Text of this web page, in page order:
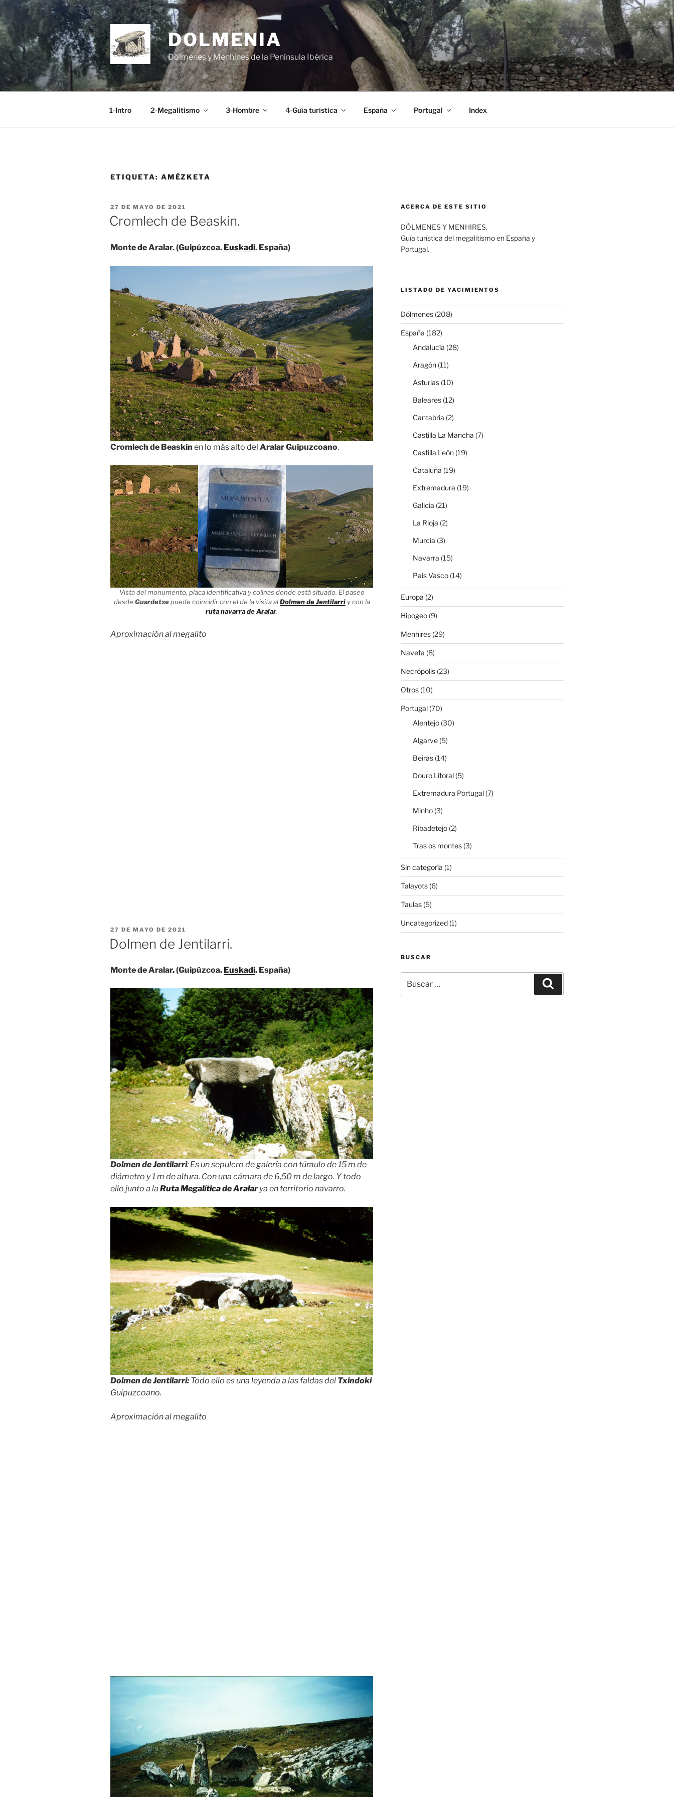
Saltar
al
contenido
DOLMENIA
Dólmenes y Menhines de la Península Ibérica
1-Intro 2-Megalitismo 3-Hombre 4-Guía turística España Portugal Index
ETIQUETA: AMÉZKETA
PUBLICADO
EL
27 DE MAYO DE 2021
Cromlech de Beaskin.
Monte de Aralar. (Guipúzcoa. Euskadi. España)
Cromlech de Beaskin en lo más alto delAralar Guipuzcoano.
Vista del monumento, placa identificativa y colinas donde está situado. El paseo
desde Guardetxepuede coincidir con el de la visita alDolmen de Jentilarriy con la
ruta navarra de Aralar.
Aproximación al megalito
PUBLICADO
EL
27 DE MAYO DE 2021
Dolmen de Jentilarri.
Monte de Aralar. (Guipúzcoa. Euskadi. España)
Dolmen de Jentilarri: Es un sepulcro de galería con túmulo de 15 m de
diámetro y 1 m de altura. Con una cámara de 6,50 m de largo. Y todo
ello junto a la Ruta Megalítica de Aralarya en territorio navarro.
Dolmen de Jentilarri: Todo ello es una leyenda a las faldas del Txindoki
Guipuzcoano.
Aproximación al megalito
ACERCA DE ESTE SITIO
DÓLMENES Y MENHIRES.
Guía turística del megalitismo en España y
Portugal.
LISTADO DE YACIMIENTOS
Dólmenes(208)
España (182)
Andalucía (28)
Aragón(11)
Asturias(10)
Baleares(12)
Cantabria (2)
Castilla La Mancha (7)
Castilla León(19)
Cataluña (19)
Extremadura (19)
Galicia (21)
La Rioja (2)
Murcia (3)
Navarra (15)
Pais Vasco(14)
Europa (2)
Hipogeo(9)
Menhires(29)
Naveta (8)
Necrópolis(23)
Otros(10)
Portugal(70)
Alentejo(30)
Algarve(5)
Beiras(14)
Douro Litoral(5)
Extremadura Portugal(7)
Minho(3)
Ribadetejo(2)
Tras os montes(3)
Sin categoría (1)
Talayots(6)
Taulas(5)
Uncategorized(1)
BUSCAR
por: